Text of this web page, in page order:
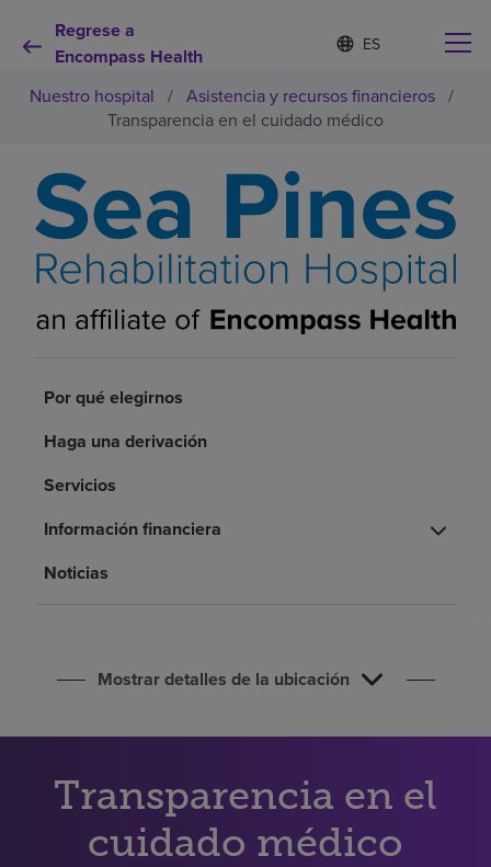
Regrese a
Encompass Health
Lista
de
contraída
d
o
m
l
c
c
i
n
Por qué debe elegirnos
Servicios de rehabilitación
Pacientes y cuidadores
Acerca de nosotros
Inversores
Pagar mi factura
Nuestro hospital / Asistencia y recursos financieros /
Transparencia en el cuidado médico
Por qué elegirnos
Haga una derivación
Servicios
Información financiera
Noticias
Mostrar detalles de la ubicación
Transparencia en el
cuidado médico